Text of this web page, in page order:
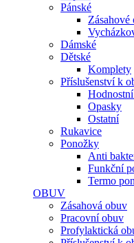
Pánské
Zásahové
Dámské
Dětské
Komplety
Příslušenství k
Opasky
Ostatní
Rukavice
Ponožky
Anti
Funkční
Termo
OBUV
Zásahová obuv
Pracovní obuv
Profylaktická